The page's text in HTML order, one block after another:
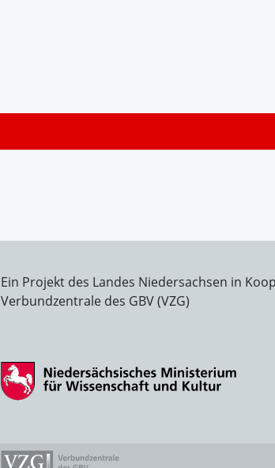
Ein Projekt des Landes Niedersachsen in
Verbundzentrale des GBV (VZG)